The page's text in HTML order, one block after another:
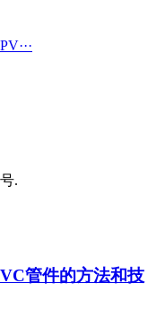
.
管件的方法和技